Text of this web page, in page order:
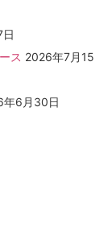
ス 2026年7月15
年6月30日